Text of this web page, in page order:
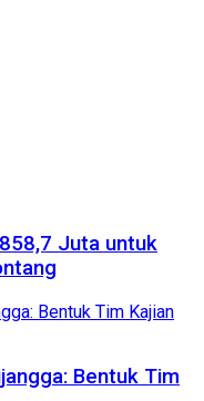
Juta untuk
Bentuk Tim